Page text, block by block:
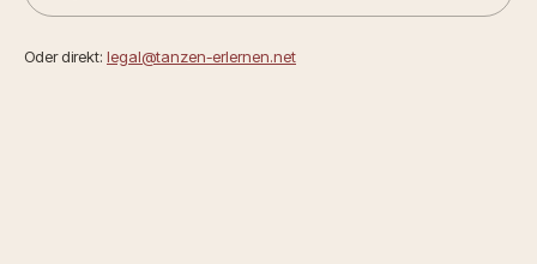
Oder direkt: legal@tanzen-erlernen.net